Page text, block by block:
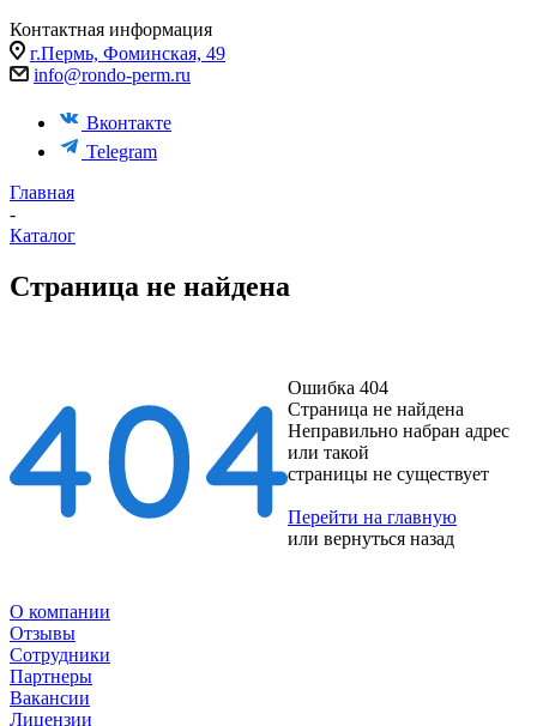
Контактная информация
г.Пермь, Фоминская, 49
info@rondo-perm.ru
Вконтакте
Telegram
Главная
-
Каталог
Страница не найдена
Ошибка 404
Страница не найдена
Неправильно набран адрес
или такой
страницы не существует
Перейти на главную
или вернуться назад
О компании
Отзывы
Сотрудники
Партнеры
Вакансии
Лицензии